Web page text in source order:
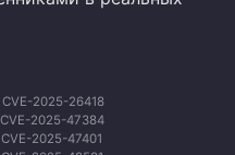
CVE-2025-26418
CVE-2025-47384
CVE-2025-47401